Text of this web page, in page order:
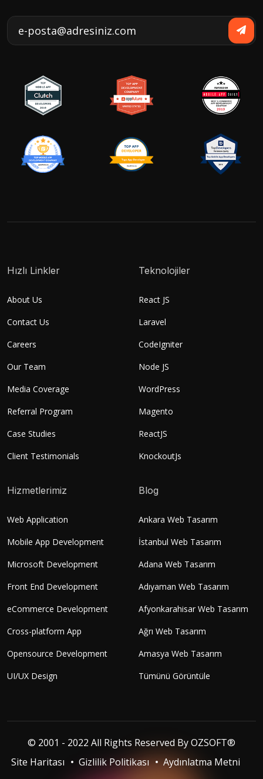
Hızlı Linkler
About Us
Contact Us
Careers
Our Team
Media Coverage
Referral Program
Case Studies
Client Testimonials
Teknolojiler
React JS
Laravel
CodeIgniter
Node JS
WordPress
Magento
ReactJS
KnockoutJs
Hizmetlerimiz
Web Application
Mobile App Development
Microsoft Development
Front End Development
eCommerce Development
Cross-platform App
Opensource Development
UI/UX Design
Blog
Ankara Web Tasarım
İstanbul Web Tasarım
Adana Web Tasarım
Adıyaman Web Tasarım
Afyonkarahisar Web Tasarım
Ağrı Web Tasarım
Amasya Web Tasarım
Tümünü Görüntüle
© 2001 - 2022 All Rights Reserved ByOZSOFT®
Site Haritası
Gizlilik Politikası Aydınlatma Metni